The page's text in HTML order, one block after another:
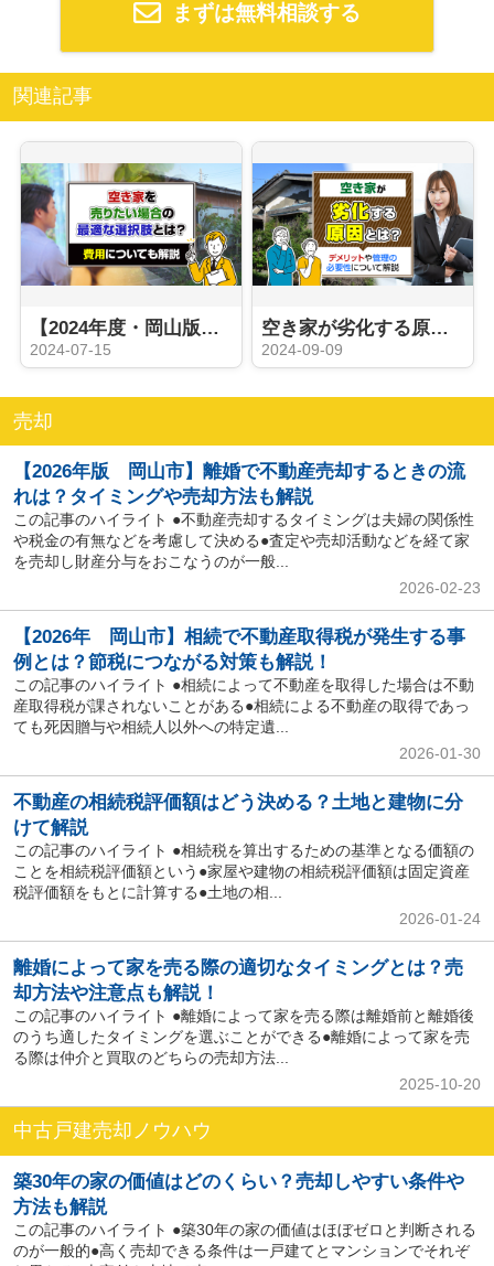
まずは無料相談する
関連記事
【2024年度・岡山版】空き家を売りたい場合の最適な選択肢とは？費用についても解説
2024-07-15
空き家が劣化する原因とは？デメリットや管理の必要性について解説
2024-09-09
売却
【2026年版 岡山市】離婚で不動産売却するときの流
れは？タイミングや売却方法も解説
この記事のハイライト ●不動産売却するタイミングは夫婦の関係性
や税金の有無などを考慮して決める●査定や売却活動などを経て家
を売却し財産分与をおこなうのが一般...
2026-02-23
【2026年 岡山市】相続で不動産取得税が発生する事
例とは？節税につながる対策も解説！
この記事のハイライト ●相続によって不動産を取得した場合は不動
産取得税が課されないことがある●相続による不動産の取得であっ
ても死因贈与や相続人以外への特定遺...
2026-01-30
不動産の相続税評価額はどう決める？土地と建物に分
けて解説
この記事のハイライト ●相続税を算出するための基準となる価額の
ことを相続税評価額という●家屋や建物の相続税評価額は固定資産
税評価額をもとに計算する●土地の相...
2026-01-24
離婚によって家を売る際の適切なタイミングとは？売
却方法や注意点も解説！
この記事のハイライト ●離婚によって家を売る際は離婚前と離婚後
のうち適したタイミングを選ぶことができる●離婚によって家を売
る際は仲介と買取のどちらの売却方法...
2025-10-20
中古戸建売却ノウハウ
築30年の家の価値はどのくらい？売却しやすい条件や
方法も解説
この記事のハイライト ●築30年の家の価値はほぼゼロと判断される
のが一般的●高く売却できる条件は一戸建てとマンションでそれぞ